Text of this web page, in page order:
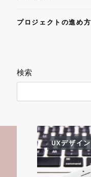
プロジェクトの進め方
検索
UXデザイン